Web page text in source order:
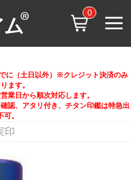
0
に（土日以外）※クレジット決済のみ
ます。
業日から順次対応します。
認、アタリ付き、チタン印鑑は特急出
。
印